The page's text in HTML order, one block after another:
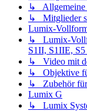
↳ Allgemeine
↳ Mitglieder
Lumix-
↳ Lumix-
S1II, S1IIE,
↳ Video mit
↳ Objektive
↳ Zubehör für
Lumix G
↳ Lumix